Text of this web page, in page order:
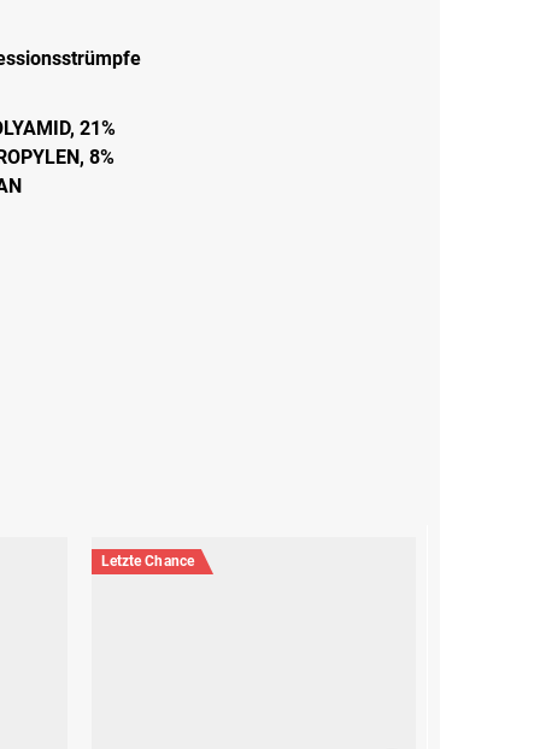
21%
8%
Letzte Chance